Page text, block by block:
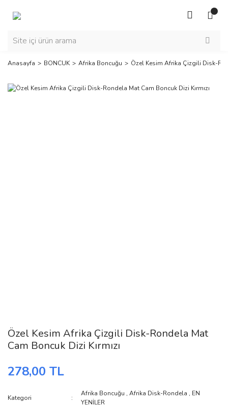
Anasayfa BONCUK Afrika Boncuğu Özel Kesim Afrika Çizgili Disk-
Özel Kesim Afrika Çizgili Disk-Rondela Mat
Cam Boncuk Dizi Kırmızı
278,00 TL
Kategori
Afrika Boncuğu ,Afrika Disk-Rondela , EN
YENİLER